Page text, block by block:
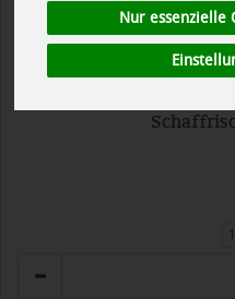
Nur essenzielle